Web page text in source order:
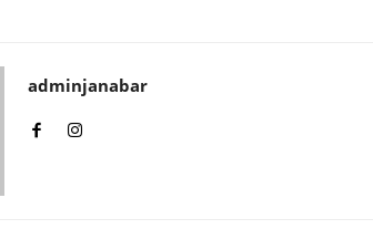
adminjanabar